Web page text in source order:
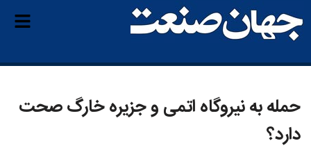
حمله به نیروگاه اتمی و جزیره خارگ صحت
دارد؟